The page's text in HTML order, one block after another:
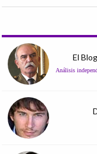
El
Análisis